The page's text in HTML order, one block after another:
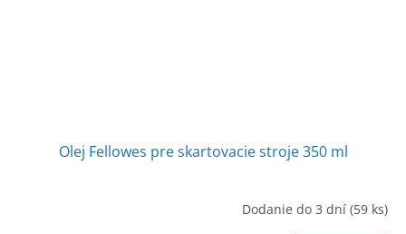
Olej Fellowes pre skartovacie stroje 350 ml
Dodanie do 3 dní (59 ks)